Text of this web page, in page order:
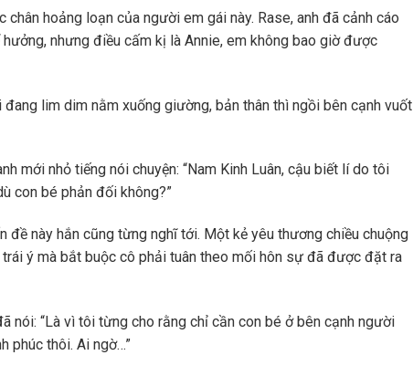
hoảng loạn của người em gái này. Rase, anh đã cảnh cáo
nhưng điều cấm kị là Annie, em không bao giờ được
lim dim nằm xuống giường, bản thân thì ngồi bên cạnh vuốt
mới nhỏ tiếng nói chuyện: “Nam Kinh Luân, cậu biết lí do tôi
con bé phản đối không?”
đề này hắn cũng từng nghĩ tới. Một kẻ yêu thương chiều chuộng
ý mà bắt buộc cô phải tuân theo mối hôn sự đã được đặt ra
nói: “Là vì tôi từng cho rằng chỉ cần con bé ở bên cạnh người
phúc thôi. Ai ngờ…”